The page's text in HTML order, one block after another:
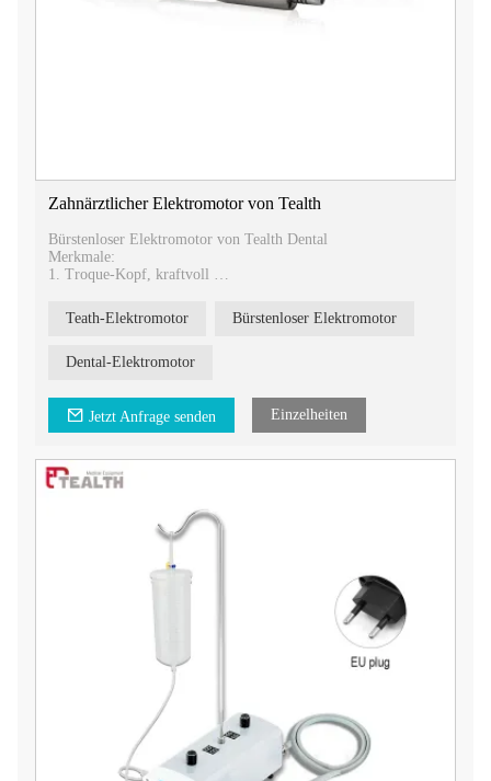
Zahnärztlicher Elektromotor von Tealth
Bürstenloser Elektromotor von Tealth Dental
Merkmale:
1. Troque-Kopf, kraftvoll
3. Motorgröße: Φ22*L71mm
4. Spannung: DC24V
Packliste:
-Steuerplatine: 1 Stück
-Netzadapterbuchse: 1 Stück
Teath-Elektromotor Bürstenloser Elektromotor
Dental-Elektromotor
Jetzt Anfrage senden Einzelheiten